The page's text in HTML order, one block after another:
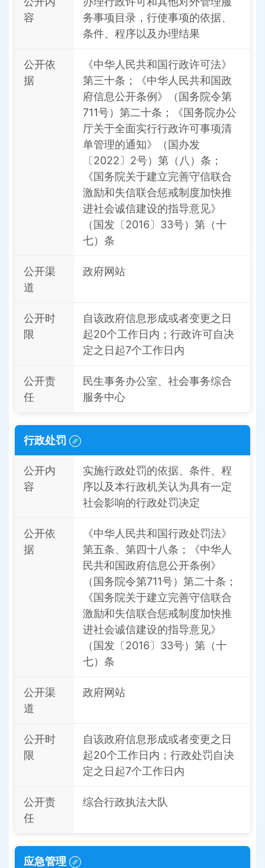
容
务事项目录，行使事项的依据、
条件、程序以及办理结果
公开依
据
《中华人民共和国行政许可法》
第三十条；《中华人民共和国政
府信息公开条例》（国务院令第
711号）第二十条；《国务院办公
厅关于全面实行行政许可事项清
单管理的通知》（国办发
〔2022〕2号）第（八）条；
《国务院关于建立完善守信联合
激励和失信联合惩戒制度加快推
进社会诚信建设的指导意见》
（国发〔2016〕33号）第（十
七）条
公开渠
道
政府网站
公开时
限
自该政府信息形成或者变更之日
起20个工作日内；行政许可自决
定之日起7个工作日内
公开责
任
民生事务办公室、社会事务综合
服务中心
行政处罚
公开内
容
实施行政处罚的依据、条件、程
序以及本行政机关认为具有一定
社会影响的行政处罚决定
公开依
据
《中华人民共和国行政处罚法》
第五条、第四十八条；《中华人
民共和国政府信息公开条例》
（国务院令第711号）第二十条；
《国务院关于建立完善守信联合
激励和失信联合惩戒制度加快推
进社会诚信建设的指导意见》
（国发〔2016〕33号）第（十
七）条
公开渠
道
政府网站
公开时
限
自该政府信息形成或者变更之日
起20个工作日内；行政处罚自决
定之日起7个工作日内
公开责
任
综合行政执法大队
应急管理